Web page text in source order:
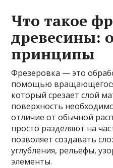
Что такое
древесины:
принципы
Фрезеровка — это
помощью
который срезает слой
поверхность
отличие от обычной
просто разделяют на
позволяет создавать
углубления, рельефы,
элементы.